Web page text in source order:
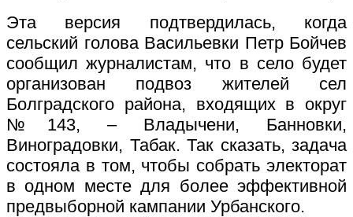
Эта версия подтвердилась, когда
сельский голова Васильевки Петр Бойчев
сообщил журналистам, что в село будет
организован подвоз жителей сел
Болградского района, входящих в округ
№143, – Владычени, Банновки,
Виноградовки, Табак. Так сказать, задача
состояла в том, чтобы собрать электорат
в одном месте для более эффективной
предвыборной кампании Урбанского.